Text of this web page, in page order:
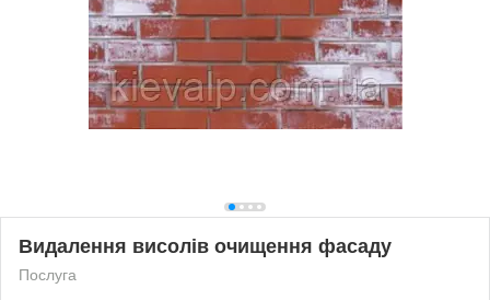
Видалення висолів очищення фасаду
Послуга